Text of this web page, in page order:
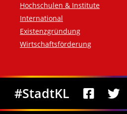
Hochschulen & Institute
International
Existenzgründung
Wirtschaftsförderung
Social Media
#StadtKL